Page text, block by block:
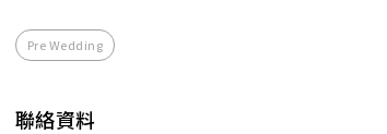
Pre Wedding
聯絡資料